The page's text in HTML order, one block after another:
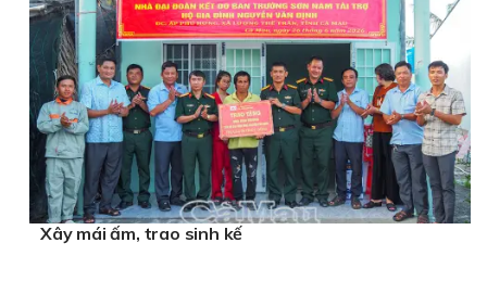
Xây mái ấm, trao sinh kế